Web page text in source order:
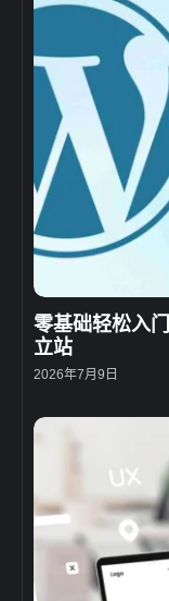
零基础轻松入
立站
2026年7月9日